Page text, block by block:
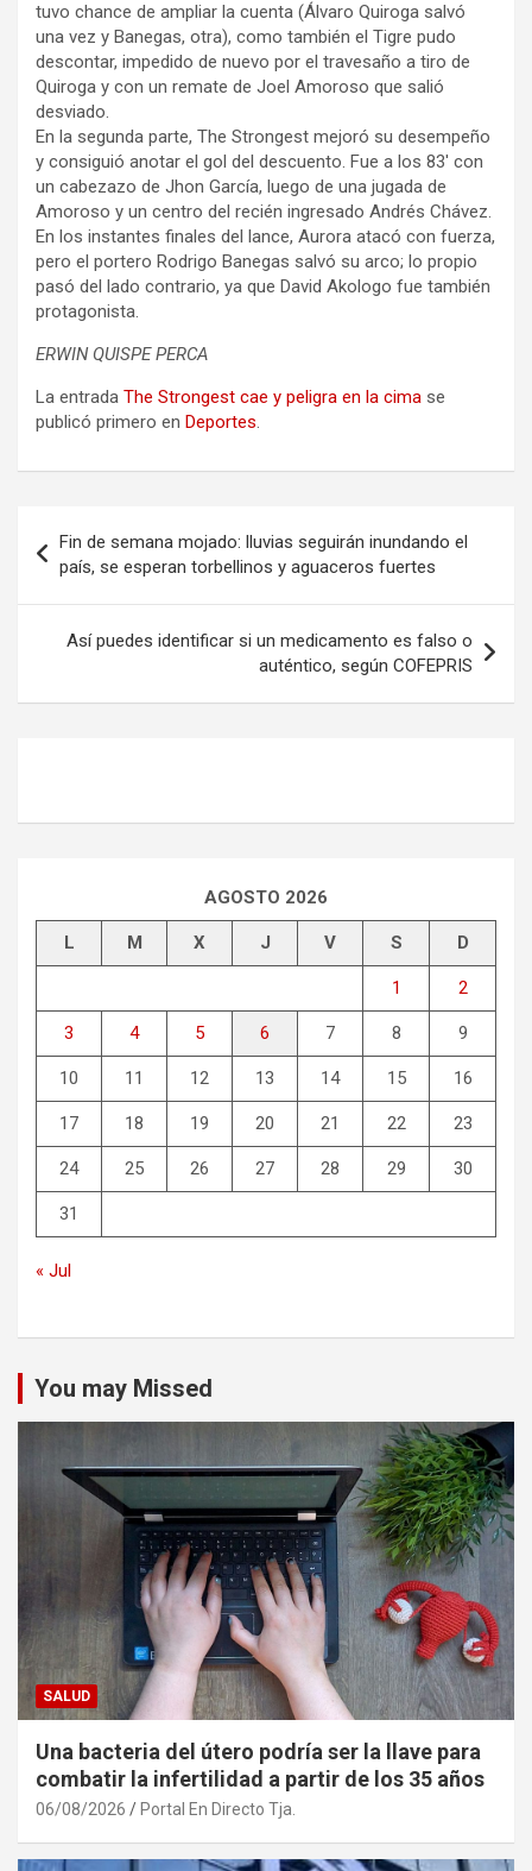
tuvo chance de ampliar la cuenta (Álvaro Quiroga salvó
una vez y Banegas, otra), como también el Tigre pudo
descontar, impedido de nuevo por el travesaño a tiro de
Quiroga y con un remate de Joel Amoroso que salió
desviado.
En la segunda parte, The Strongest mejoró su desempeño
y consiguió anotar el gol del descuento. Fue a los 83′ con
un cabezazo de Jhon García, luego de una jugada de
Amoroso y un centro del recién ingresado Andrés Chávez.
En los instantes finales del lance, Aurora atacó con fuerza,
pero el portero Rodrigo Banegas salvó su arco; lo propio
pasó del lado contrario, ya que David Akologo fue también
protagonista.
ERWIN QUISPE PERCA
La entrada The Strongest cae y peligra en la cima se
publicó primero en Deportes.
de
entradas
Fin de semana mojado: lluvias seguirán inundando el
país, se esperan torbellinos y aguaceros fuertes
Así puedes identificar si un medicamento es falso o
auténtico, según COFEPRIS
AGOSTO 2026
L M X J V S D
1 2
3 4 5 6 7 8 9
10 11 12 13 14 15 16
17 18 19 20 21 22 23
24 25 26 27 28 29 30
31
« Jul
You may Missed
SALUD
Una bacteria del útero podría ser la llave para
combatir la infertilidad a partir de los 35 años
06/08/2026 Portal En Directo Tja.